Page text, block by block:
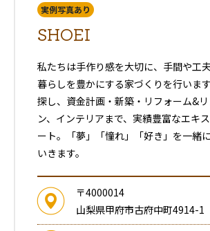
実例写真あり
SHOEI
私たちは手作り感を大切に、手間や工夫
暮らしを豊かにする家づくりを行いま
探し、資金計画・新築・リフォーム&
ン、インテリアまで、実績豊富なエキ
ート。「夢」「憧れ」「好き」を一緒
いきます。
〒4000014
山梨県甲府市古府中町4914-1